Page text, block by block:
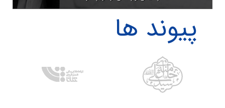
پیوند ها